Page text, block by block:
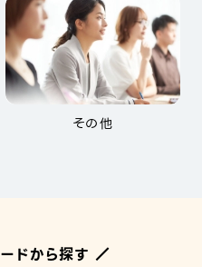
その他
ドから探す ／